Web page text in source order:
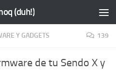
(duh!)
Y GADGETS 139
de tu Sendo X y